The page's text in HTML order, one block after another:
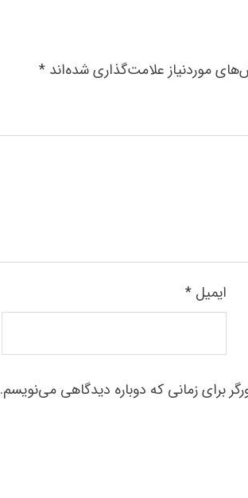
موردنیاز علامت‌گذاری شده‌اند *
ایمیل *
برای زمانی که دوباره دیدگاهی می‌نویسم.